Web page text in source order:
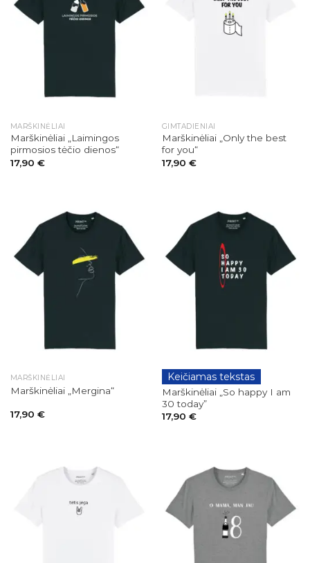
MARŠKINĖLIAI
Marškinėliai „Laimingos
pirmosios tėčio dienos“
17,90 €
GIMTADIENIAI
Marškinėliai „Only the best
for you“
17,90 €
MARŠKINĖLIAI
Marškinėliai „Mergina“
17,90 €
GIMTADIENIAI
Keičiamas tekstas
Marškinėliai „So happy I am
30 today”
17,90 €